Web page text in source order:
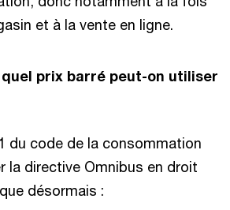
et à la vente en ligne.
prix barré peut-on utiliser
du code de la consommation
la directive Omnibus en droit
désormais :